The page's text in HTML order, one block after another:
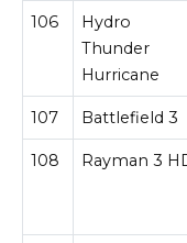
106
Hydro
Thunder
Hurricane
107 Battlefield 3
108 Rayman 3